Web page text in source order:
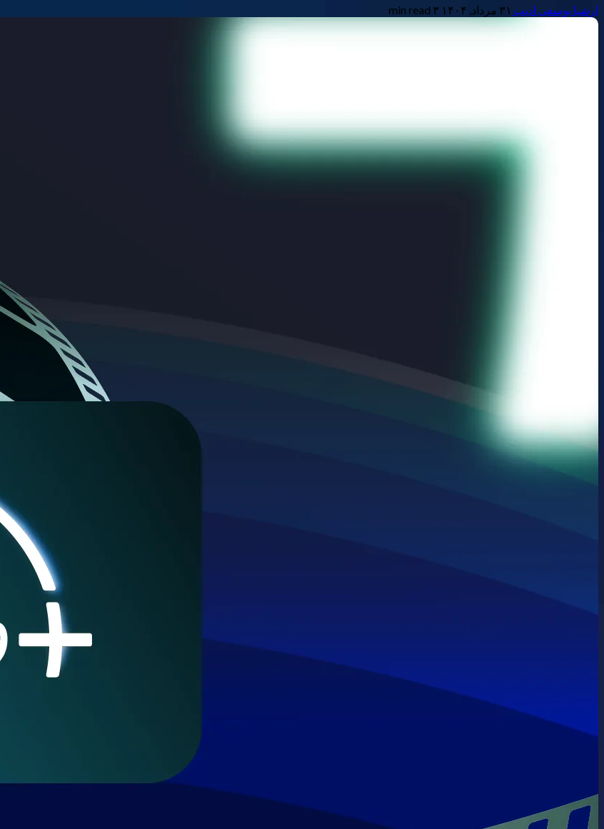
ارشیا یوسفی ادیب ۳۱ مرداد, ۱۴۰۴ ۳ min read